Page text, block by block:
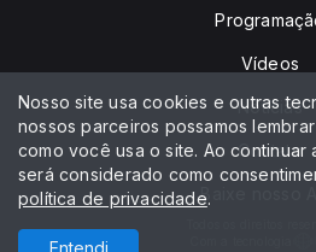
Vídeos
Notícias
Contato
Baixe nosso
Nosso site usa cookies e outras
nossos parceiros possamos
como você usa o site. Ao continuar
será considerado como
política de privacidade.
Entendi